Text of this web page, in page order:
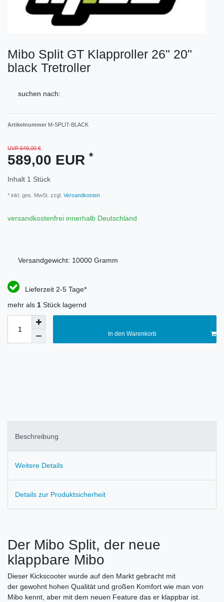
Mibo Split GT Klapproller 26" 20"
black Tretroller
suchen nach:
Artikelnummer M-SPLIT-BLACK
UVP 649,00 €
589,00 EUR *
Inhalt 1 Stück
* inkl. ges. MwSt. zzgl. Versandkosten
versandkostenfrei innerhalb Deutschland
Versandgewicht: 10000 Gramm
Lieferzeit 2-5 Tage*
mehr als 1 Stück lagernd
In den Warenkorb
Beschreibung
Weitere Details
Details zur Produktsicherheit
Der Mibo Split, der neue
klappbare Mibo
Dieser Kickscooter wurde auf den Markt gebracht mit
der gewohnt hohen Qualität und großen Komfort wie man von
Mibo kennt, aber mit dem neuen Feature das er klappbar ist.